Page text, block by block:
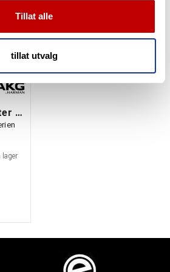
innen sosiale medier,
som kan kombinere den
du har gjort tilgjengelig for dem,
Tillat alle
tillat utvalg
AKG MPA VL adapter for fantommatning
lager